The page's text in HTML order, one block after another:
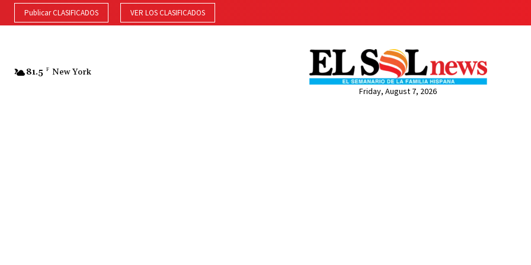
Publicar CLASIFICADOS VER LOS CLASIFICADOS
81.5 F New York
Friday, August 7, 2026